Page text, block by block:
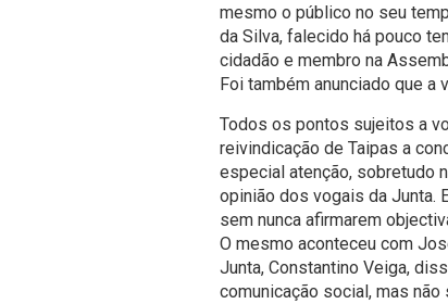
mesmo o público no seu
da Silva, falecido há pouco
cidadão e membro na
Foi também anunciado que
Todos os pontos sujeitos a
reivindicação de Taipas a
especial atenção, sobretudo
opinião dos vogais da Junta.
sem nunca afirmarem
O mesmo aconteceu com
Junta, Constantino Veiga,
comunicação social, mas